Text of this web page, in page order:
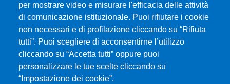
per mostrare video e misurare l'efficacia delle attività
di comunicazione istituzionale. Puoi rifiutare i cookie
non necessari e di profilazione cliccando su “Rifiuta
tutti”. Puoi scegliere di acconsentirne l’utilizzo
cliccando su “Accetta tutti” oppure puoi
personalizzare le tue scelte cliccando su
“Impostazione dei cookie”.
Università degli Studi di Messina
Piazza Pugliatti, 1 - 98122 Messina
Cod. Fiscale 80004070837
P.IVA 00724160833
Centralino: 090 676 1
MENÙ SOCIAL